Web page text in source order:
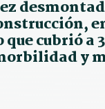
cubrió a
y